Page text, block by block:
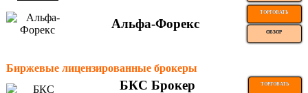
Альфа-Форекс
ТОРГОВАТЬ
ОБЗОР
Биржевые лицензированные брокеры
БКС Брокер ТОРГОВАТЬ